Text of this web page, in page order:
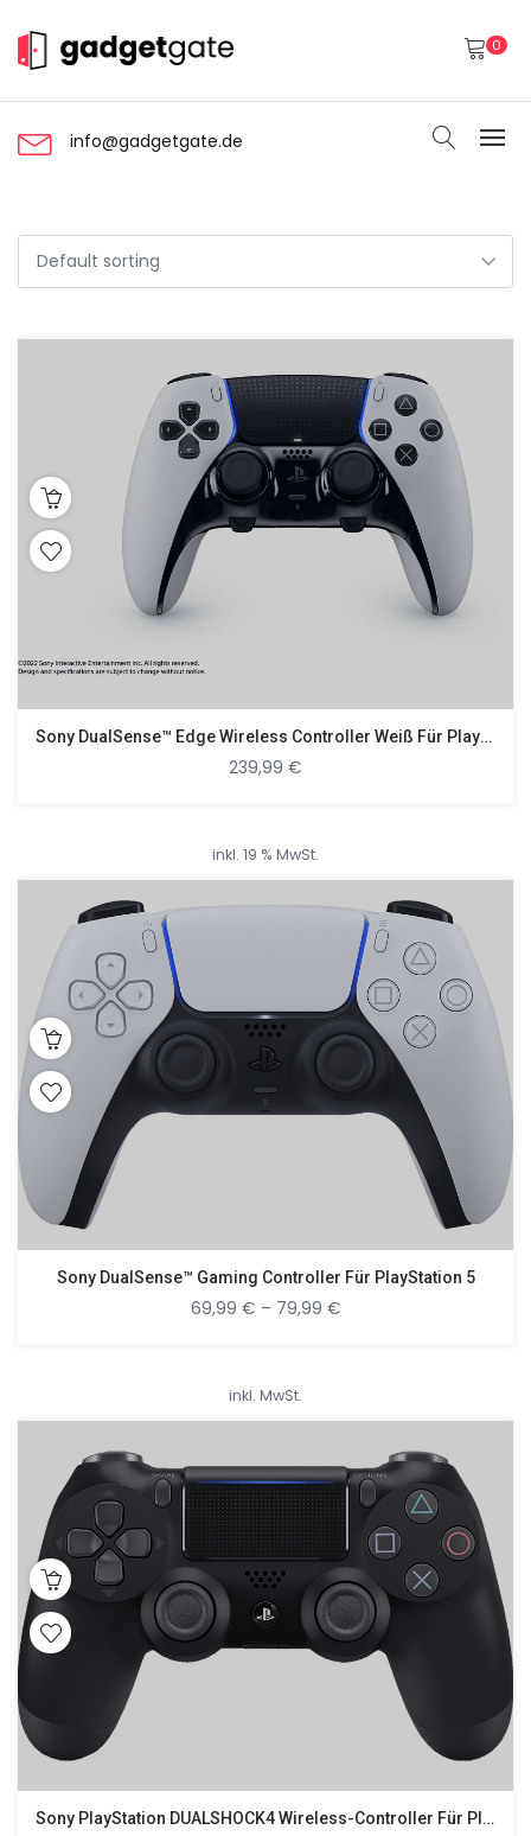
0
info@gadgetgate.de
Sony DualSense™ Edge Wireless Controller Weiß Für PlayStation 5
239,99 €
inkl. 19 % MwSt.
Sony DualSense™ Gaming Controller Für PlayStation 5
69,99 € – 79,99 €
inkl. MwSt.
Sony PlayStation DUALSHOCK4 Wireless-Controller Für PlayStation 4